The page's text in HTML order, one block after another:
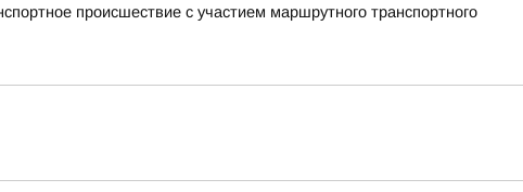
происшествие с участием маршрутного транспортного